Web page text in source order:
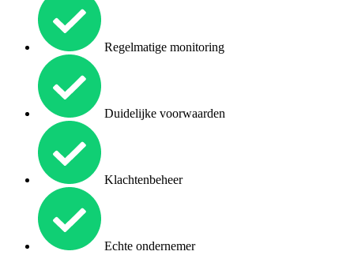
Regelmatige monitoring
Duidelijke voorwaarden
Klachtenbeheer
Echte ondernemer